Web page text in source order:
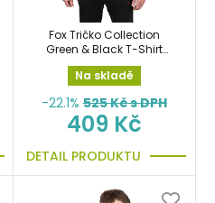
Fox Tričko Collection
Green & Black T-Shirt
vel.XXL
Na skladě
-22.1% 525Kč s DPH
409 Kč
DETAIL PRODUKTU